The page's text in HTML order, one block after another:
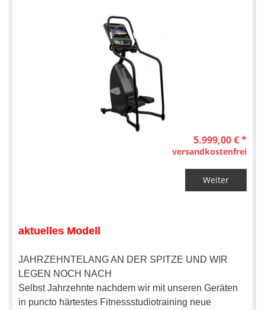
5.999,00 € *
versandkostenfrei
Weiter
aktuelles Modell
JAHRZEHNTELANG AN DER SPITZE UND WIR
LEGEN NOCH NACH
Selbst Jahrzehnte nachdem wir mit unseren Geräten
in puncto härtestes Fitnessstudiotraining neue